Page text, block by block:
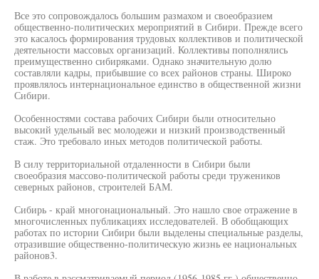
Все это сопровождалось большим размахом и своеобразием
общественно-политических мероприятий в Сибири. Прежде всего
это касалось формирования трудовых коллективов и политической
деятельности массовых организаций. Коллективы пополнялись
преимущественно сибиряками. Однако значительную долю
составляли кадры, прибывшие со всех районов страны. Широко
проявлялось интернациональное единство в общественной жизни
Сибири.
Особенностями состава рабочих Сибири были относительно
высокий удельный вес молодежи и низкий производственный
стаж. Это требовало иных методов политической работы.
В силу территориальной отдаленности в Сибири были
своеобразия массово-политической работы среди тружеников
северных районов, строителей БАМ.
Сибирь - край многонациональный. Это нашло свое отражение в
многочисленных публикациях исследователей. В обобщающих
работах по истории Сибири были выделены специальные разделы,
отразившие общественно-политическую жизнь ее национальных
районов3.